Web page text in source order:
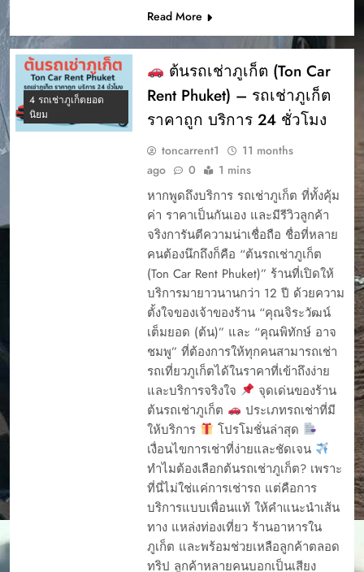
Read More
4 รถเช่าภูเก็ตยอด
นิยม
ต้นรถเช่าภูเก็ต (Ton Car
Rent Phuket) – รถเช่าภูเก็ต
ราคาถูก บริการ 24 ชั่วโมง
toncarrent1
11 months
ago
0 1 mins
หากพูดถึงบริการ รถเช่าภูเก็ต ที่ทั้งคุ้ม
ค่า ราคาเป็นกันเอง และมีรีวิวลูกค้า
จริงการันตีความน่าเชื่อถือ ชื่อที่หลาย
คนต้องนึกถึงก็คือ “ต้นรถเช่าภูเก็ต
(Ton Car Rent Phuket)” ร้านที่เปิดให้
บริการมายาวนานกว่า 12 ปี ด้วยความ
ตั้งใจของเจ้าของร้าน “คุณจิระวัฒน์
เต็มยอด (ต้น)” และ “คุณพิทักษ์ อาจ
ชมพู” ที่ต้องการให้ทุกคนสามารถเช่า
รถเที่ยวภูเก็ตได้ในราคาที่เข้าถึงง่าย
และบริการจริงใจ
จุดเด่นของร้าน
ต้นรถเช่าภูเก็ต
ประเภทรถเช่าที่มี
ให้บริการ
โปรโมชั่นล่าสุด
เงื่อนไขการเช่าที่ง่ายและชัดเจน
ทำไมต้องเลือกต้นรถเช่าภูเก็ต? เพราะ
ที่นี่ไม่ใช่แค่การเช่ารถ แต่คือการ
บริการแบบเพื่อนแท้ ให้คำแนะนำเส้น
ทาง แหล่งท่องเที่ยว ร้านอาหารใน
ภูเก็ต และพร้อมช่วยเหลือลูกค้าตลอด
ทริป ลูกค้าหลายคนบอกเป็นเสียง